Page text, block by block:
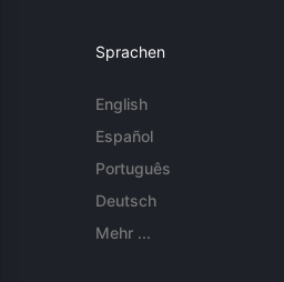
Sprachen
English
Español
Português
Deutsch
Mehr ...